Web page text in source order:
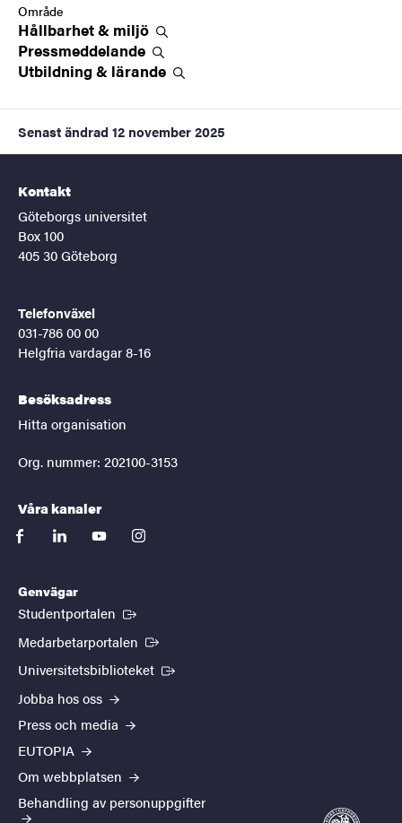
Område
Hållbarhet & miljö
Pressmeddelande
Utbildning & lärande
Senast ändrad 12 november 2025
Kontakt
Göteborgs universitet
Box 100
405 30 Göteborg
Telefonväxel
031-786 00 00
Helgfria vardagar 8-16
Besöksadress
Hitta organisation
Org. nummer: 202100-3153
Våra kanaler
facebooklinkedinyoutubeinstagram
Genvägar
Studentportalen (Extern länk)
Medarbetarportalen (Extern länk)
Universitetsbiblioteket (Extern länk)
Jobba hos oss
Press och media
EUTOPIA
Om webbplatsen
Behandling av personuppgifter